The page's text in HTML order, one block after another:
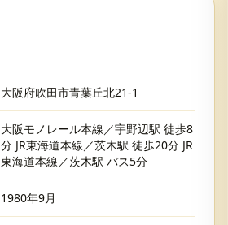
大阪府吹田市青葉丘北21-1
大阪モノレール本線／宇野辺駅 徒歩8
分 JR東海道本線／茨木駅 徒歩20分 JR
東海道本線／茨木駅 バス5分
1980年9月